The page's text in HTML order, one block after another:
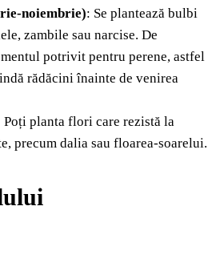
noiembrie): Se plantează bulbi
zambile sau narcise. De
potrivit pentru perene, astfel
rădăcini înainte de venirea
Poți planta flori care rezistă la
precum dalia sau floarea-soarelui.